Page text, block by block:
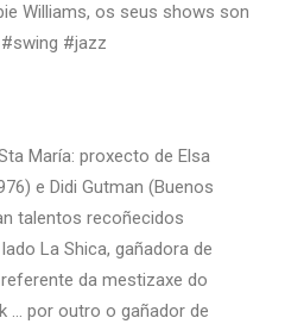
Williams, os seus shows son
#jazz
María: proxecto de Elsa
e Didi Gutman (Buenos
talentos recoñecidos
La Shica, gañadora de
da mestizaxe do
… por outro o gañador de